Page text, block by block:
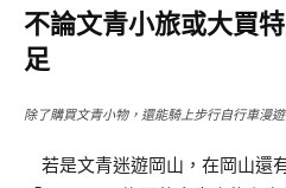
不論文青小旅或大買
足
除了購買文青小物，還能騎上步行自行車漫
若是文青迷遊岡山，在岡山還